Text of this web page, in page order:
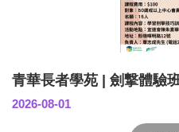
青華長者學苑 | 劍撃體驗
2026-08-01